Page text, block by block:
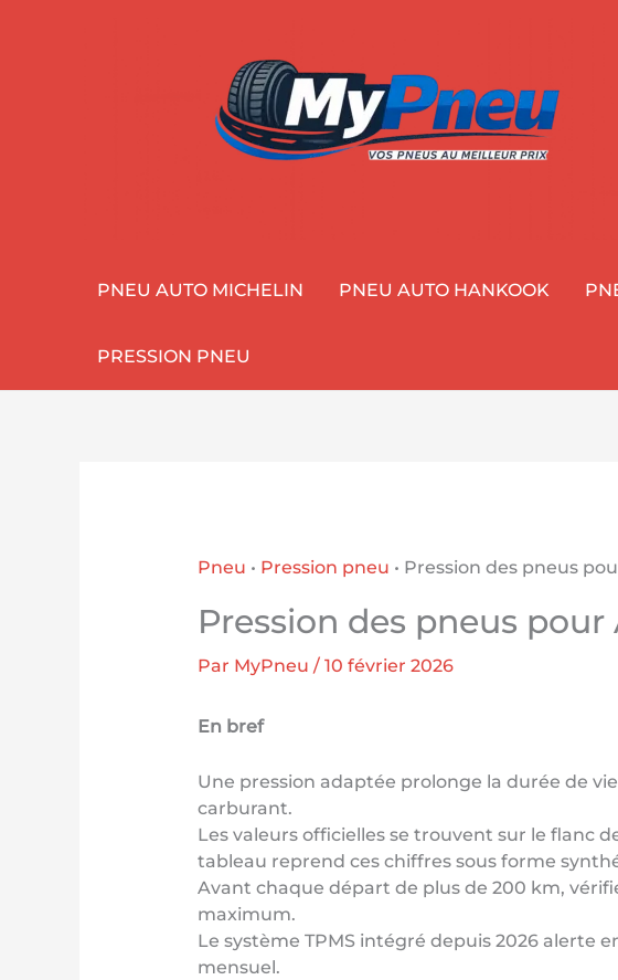
PNEU AUTO MICHELIN PNEU AUTO HANKOOK
PRESSION PNEU
Pneu • Pression pneu • Pression des pneus
Pression des pneus pour
Par MyPneu / 10 février 2026
En bref
Une pression adaptée prolonge la durée de
carburant.
Les valeurs officielles se trouvent sur le flanc
tableau reprend ces chiffres sous forme
Avant chaque départ de plus de 200 km,
maximum.
Le système TPMS intégré depuis 2026 alerte
mensuel.